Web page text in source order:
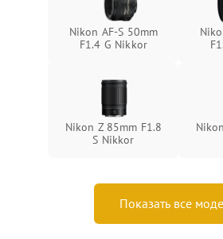
Nikon AF-S 50mm
F1.4 G Nikkor
Nikon Z 85mm F1.8
S Nikkor
Показать все